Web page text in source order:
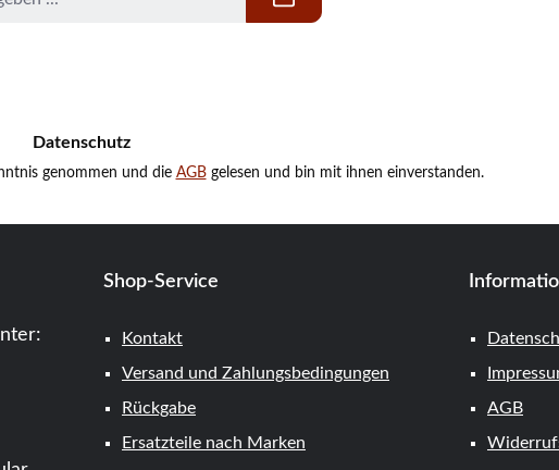
Datenschutz
genommen und die AGBgelesen und bin mit ihnen einverstanden.
Shop-Service
Kontakt
Versand und Zahlungsbedingungen
Rückgabe
Ersatzteile nach Marken
AGB